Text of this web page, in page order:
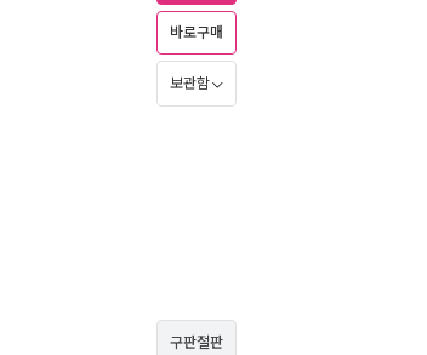
바로구매
보관함
구판절판